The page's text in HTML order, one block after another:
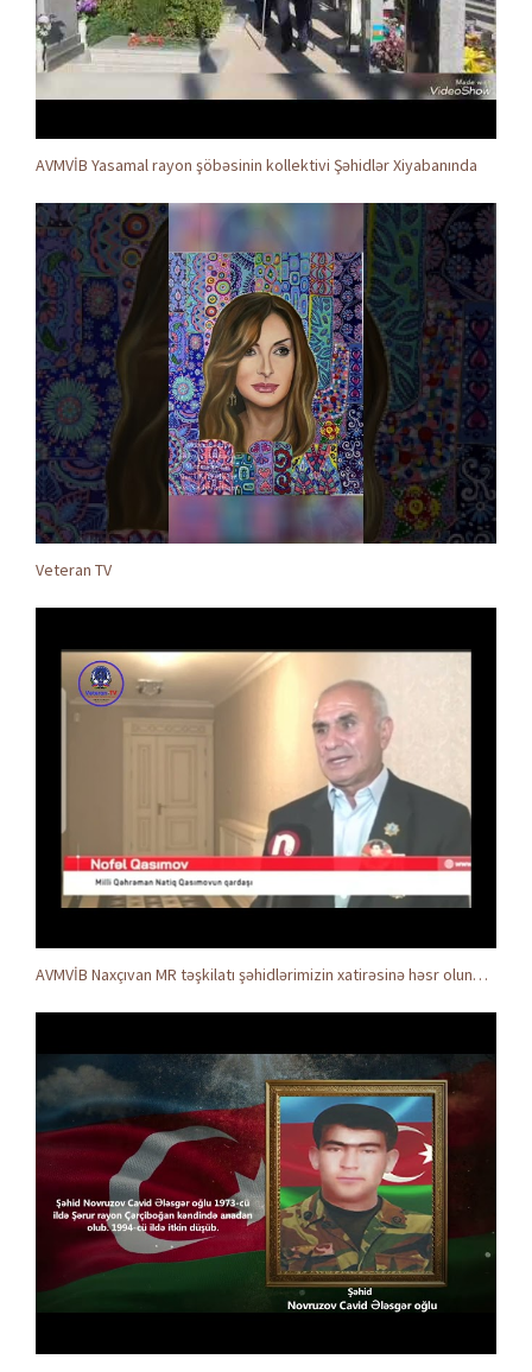
AVMVİB Yasamal rayon şöbəsinin kollektivi Şəhidlər Xiyabanında
Veteran TV
AVMVİB Naxçıvan MR təşkilatı şəhidlərimizin xatirəsinə həsr olunmuş tədbir keçirdi